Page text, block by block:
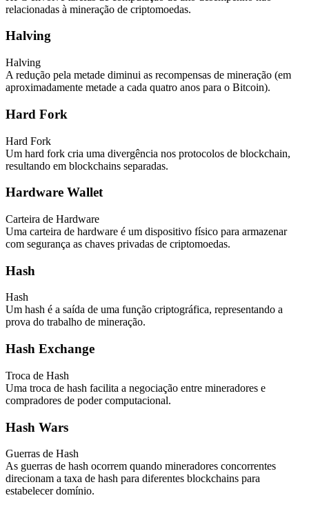
relacionadas à mineração de criptomoedas.
Halving
Halving
A redução pela metade diminui as recompensas de mineração (em
aproximadamente metade a cada quatro anos para o Bitcoin).
Hard Fork
Hard Fork
Um hard fork cria uma divergência nos protocolos de blockchain,
resultando em blockchains separadas.
Hardware Wallet
Carteira de Hardware
Uma carteira de hardware é um dispositivo físico para armazenar
com segurança as chaves privadas de criptomoedas.
Hash
Hash
Um hash é a saída de uma função criptográfica, representando a
prova do trabalho de mineração.
Hash Exchange
Troca de Hash
Uma troca de hash facilita a negociação entre mineradores e
compradores de poder computacional.
Hash Wars
Guerras de Hash
As guerras de hash ocorrem quando mineradores concorrentes
direcionam a taxa de hash para diferentes blockchains para
estabelecer domínio.